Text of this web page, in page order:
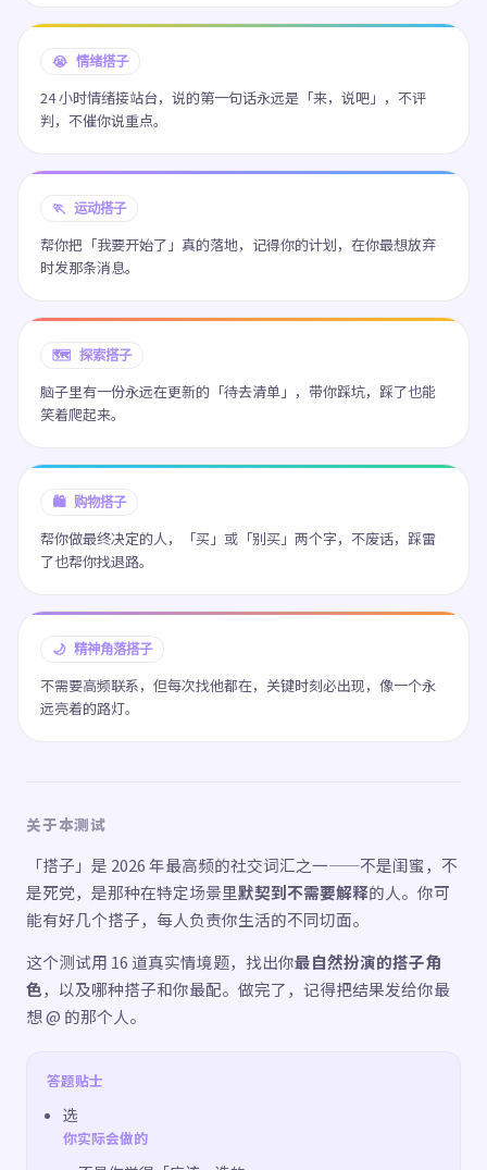
😭 情绪搭子
24 小时情绪接站台，说的第一句话永远是「来，说吧」，不评
判，不催你说重点。
🏃 运动搭子
帮你把「我要开始了」真的落地，记得你的计划，在你最想放弃
时发那条消息。
🗺️ 探索搭子
脑子里有一份永远在更新的「待去清单」，带你踩坑，踩了也能
笑着爬起来。
🛍️ 购物搭子
帮你做最终决定的人，「买」或「别买」两个字，不废话，踩雷
了也帮你找退路。
🌙 精神角落搭子
不需要高频联系，但每次找他都在，关键时刻必出现，像一个永
远亮着的路灯。
关于本测试
「搭子」是 2026 年最高频的社交词汇之一——不是闺蜜，不
是死党，是那种在特定场景里默契到不需要解释的人。你可
能有好几个搭子，每人负责你生活的不同切面。
这个测试用 16 道真实情境题，找出你最自然扮演的搭子角
色，以及哪种搭子和你最配。做完了，记得把结果发给你最
想 @ 的那个人。
答题贴士
选
你实际会做的